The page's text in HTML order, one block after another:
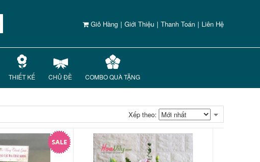
Giỏ Hàng | Giới Thiệu | Thanh Toán | Liên Hệ
THIẾT KẾ CHỦ ĐỀ COMBO QUÀ TẶNG
Xếp theo: